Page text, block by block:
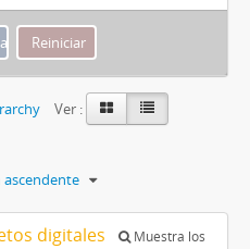
Ver :
ascendente
digitales
Muestra los